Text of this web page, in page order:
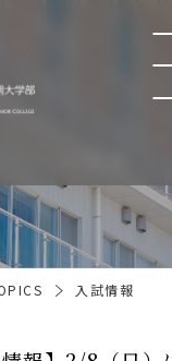
入試情報